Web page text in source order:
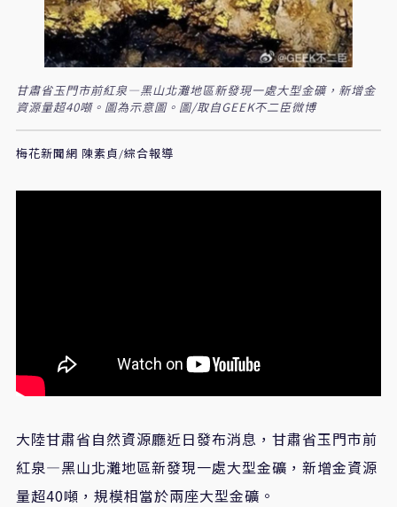
甘肅省玉門市前紅泉—黑山北灘地區新發現一處大型金礦，新增金
資源量超40噸。圖為示意圖。圖/取自GEEK不二臣微博
梅花新聞網 陳素貞/綜合報導
大陸甘肅省自然資源廳近日發布消息，甘肅省玉門市前
紅泉—黑山北灘地區新發現一處大型金礦，新增金資源
量超40噸，規模相當於兩座大型金礦。